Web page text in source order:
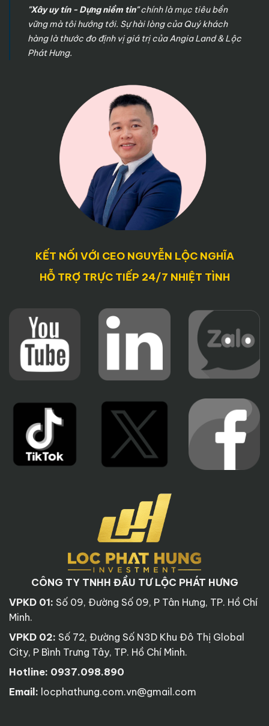
"Xây uy tín - Dựng niềm tin"chính là mục tiêu bền
vững mà tôi hướng tới. Sự hài lòng của Quý khách
hàng là thước đo định vị giá trị của Angia Land & Lộc
Phát Hưng.
KẾT NỐI VỚI CEO NGUYỄN LỘC NGHĨA
HỖ TRỢ TRỰC TIẾP 24/7 NHIỆT TÌNH
CÔNG TY TNHH ĐẦU TƯ LỘC PHÁT HƯNG
VPKD 01: Số 09, Đường Số 09, P Tân Hưng, TP. Hồ Chí
Minh.
VPKD 02: Số 72, Đường Số N3D Khu Đô Thị Global
City, P Bình Trưng Tây, TP. Hồ Chí Minh.
Hotline: 0937.098.890
Email: locphathung.com.vn@gmail.com